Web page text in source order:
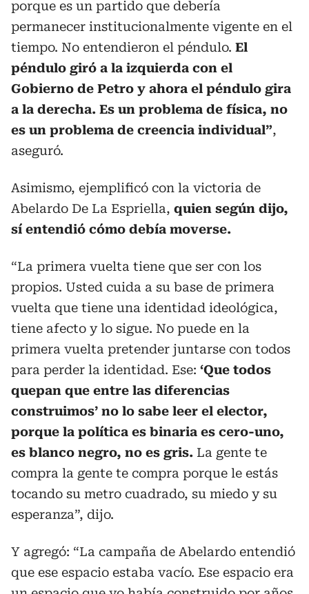
porque es un partido que debería
permanecer institucionalmente vigente en el
tiempo. No entendieron el péndulo. El
péndulo giró a la izquierda con el
Gobierno de Petro y ahora el péndulo gira
a la derecha. Es un problema de física, no
es un problema de creencia individual”,
aseguró.
Asimismo, ejemplificó con la victoria de
Abelardo De La Espriella, quien según dijo,
sí entendió cómo debía moverse.
“La primera vuelta tiene que ser con los
propios. Usted cuida a su base de primera
vuelta que tiene una identidad ideológica,
tiene afecto y lo sigue. No puede en la
primera vuelta pretender juntarse con todos
para perder la identidad. Ese: ‘Que todos
quepan que entre las diferencias
construimos’ no lo sabe leer el elector,
porque la política es binaria es cero-uno,
es blanco negro, no es gris. La gente te
compra la gente te compra porque le estás
tocando su metro cuadrado, su miedo y su
esperanza”, dijo.
Y agregó: “La campaña de Abelardo entendió
que ese espacio estaba vacío. Ese espacio era